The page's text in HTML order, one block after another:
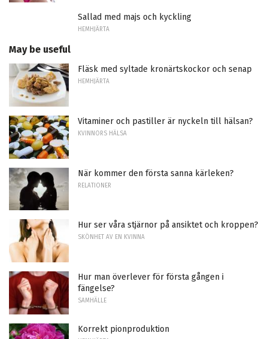
Sallad med majs och kyckling
HEMHJÄRTA
May be useful
Fläsk med syltade kronärtskockor och senap
HEMHJÄRTA
Vitaminer och pastiller är nyckeln till hälsan?
KVINNORS HÄLSA
När kommer den första sanna kärleken?
RELATIONER
Hur ser våra stjärnor på ansiktet och kroppen?
SKÖNHET AV EN KVINNA
Hur man överlever för första gången i
fängelse?
SAMHÄLLE
Korrekt pionproduktion